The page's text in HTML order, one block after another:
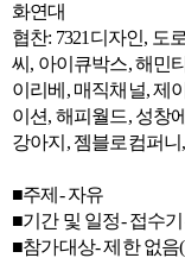
화연대
협찬: 7321 디자인, 도
씨 , 아이큐박스,해민
이리베 , 매직채널,제
이션, 해피월드, 성창
강아지 , 젬블로컴퍼니 ,
■주제 - 자유
■기간 및 일정- 접수기
■참가대상- 제한 없음